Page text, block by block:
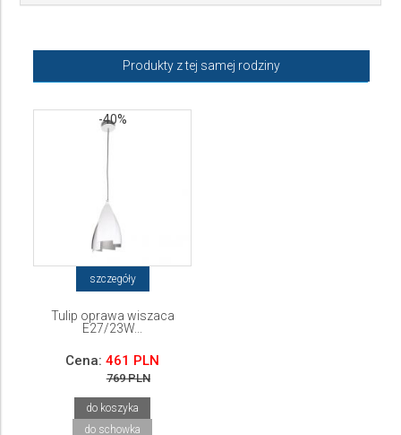
Produkty z tej samej rodziny
-40%
szczegóły
Tulip oprawa wiszaca
E27/23W...
Cena:461 PLN
769 PLN
do koszyka
do schowka